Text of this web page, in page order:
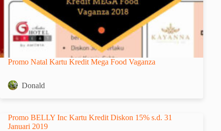
Promo Natal Kartu Kredit Mega Food Vaganza
Donald
Promo BELLY Inc Kartu Kredit Diskon 15% s.d. 31
Januari 2019